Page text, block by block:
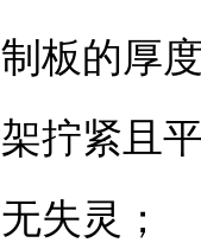
的厚度
拧紧且
失灵；